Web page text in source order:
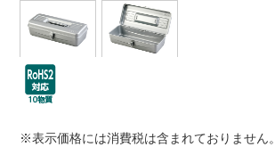
※表示価格には消費税は含まれておりません。